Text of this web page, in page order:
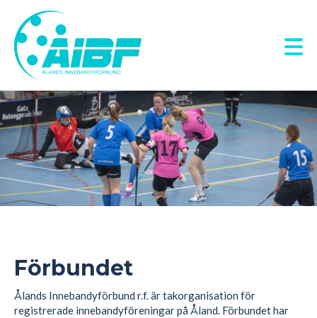
huvudinnehåll
Förbundet
Ålands Innebandyförbund r.f. är takorganisation för
registrerade innebandyföreningar på Åland. Förbundet har